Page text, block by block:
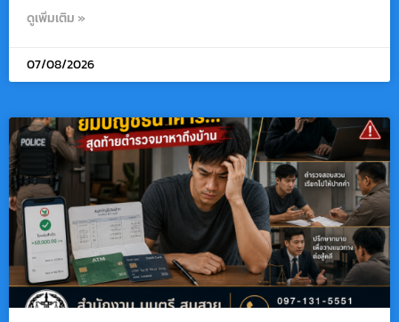
ดูเพิ่มเติม »
07/08/2026